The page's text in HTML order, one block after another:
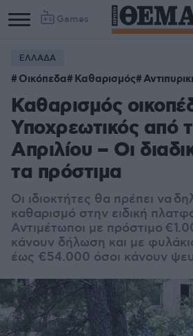
Games
ΕΛΛΑΔΑ
Οικόπεδα Καθαρισμός
Καθαρισμός
Υποχρεωτικός από
Απριλίου – Οι
τα πρόστιμα
Οι ιδιοκτήτες θα πρέπει να
καθαρισμό στην ειδική
Αντιμέτωποι με πρόστιμο
κάνουν δήλωση και με
έως €54.000 όσοι κάνουν